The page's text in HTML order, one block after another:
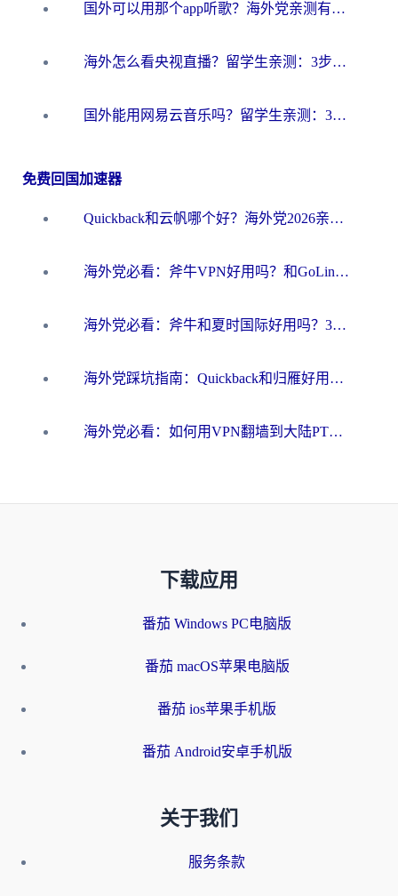
国外可以用那个app听歌？海外党亲测有效的回国加速方案，轻松听国内音乐听书
海外怎么看央视直播？留学生亲测：3步解决版权限制+追剧自由
国外能用网易云音乐吗？留学生亲测：3步解决海外听歌难题
免费回国加速器
Quickback和云帆哪个好？海外党2026亲测指南：选对加速器大陆工具，无缝刷国内剧玩国服
海外党必看：斧牛VPN好用吗？和GoLinkVPN对比哪个回国效果更好？
海外党必看：斧牛和夏时国际好用吗？3步选对回国加速器，无缝刷国内资源
海外党踩坑指南：Quickback和归雁好用吗？选对加速器才能无缝刷国内资源
海外党必看：如何用VPN翻墙到大陆PTT？一篇解决你所有回国加速痛点
下载应用
番茄 Windows PC电脑版
番茄 macOS苹果电脑版
番茄 ios苹果手机版
番茄 Android安卓手机版
关于我们
服务条款